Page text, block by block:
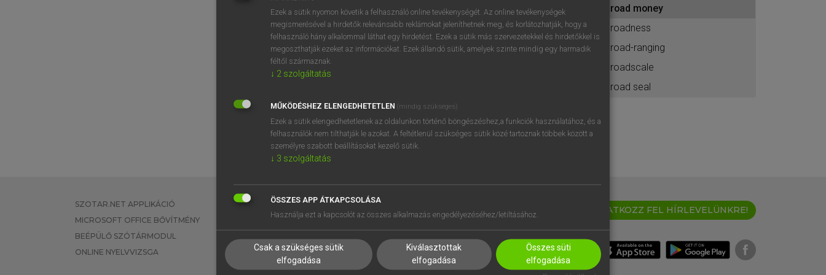
BELÉPÉS
próbaverziójának elindításához
regisztrálok ésbelépek.
REGISZTRÁCIÓ
broad money
broadness
broad-ranging
broadscale
broad seal
SZOTAR.NET APPLIKÁCIÓ
MICROSOFT OFFICE BŐVÍTMÉNY
BEÉPÜLŐ SZÓTÁRMODUL
ONLINE NYELVVIZSGA
EGYÉNI FELHASZNÁLÓKNAK
TANULÓKNAK
VÁLLALATI MEGOLDÁSOK
SÚGÓ
RÓLUNK
SÜTI BEÁLLÍTÁSOK
IRATKOZZ FEL HÍRLEVELÜNKRE!
Ezek a sütik nyomon követik a felhasználó online tevékenységét. Az online tevékenységek
megismerésével a hirdetők relevánsabb reklámokat jeleníthetnek meg, és korlátozhatják, hogy a
felhasználó hány alkalommal láthat egy hirdetést. Ezek a sütik más szervezetekkel és hirdetőkkel is
megoszthatják ezeket az információkat. Ezek állandó sütik, amelyek szinte mindig egy harmadik
féltől származnak.
↓ 2 szolgáltatás
MŰKÖDÉSHEZ ELENGEDHETETLEN (mindig szükséges)
Ezek a sütik elengedhetetlenek az oldalunkon történő böngészéshez,a funkciók használatához, és a
felhasználók nem tilthatják le azokat. A feltétlenül szükséges sütik közé tartoznak többek között a
személyre szabott beállításokat kezelő sütik.
↓ 3 szolgáltatás
ÖSSZES APP ÁTKAPCSOLÁSA
Használja ezt a kapcsolót az összes alkalmazás engedélyezéséhez/letiltásához.
Csak a szükséges sütik
elfogadása
Kiválasztottak
elfogadása
Összes süti
elfogadása